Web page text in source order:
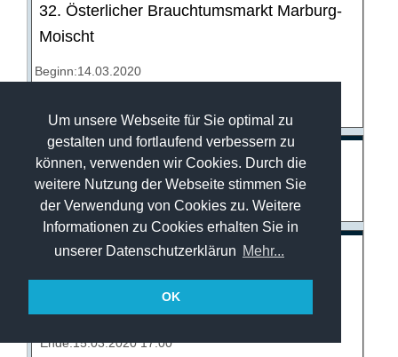
Um unsere Webseite für Sie optimal zu
gestalten und fortlaufend verbessern zu
können, verwenden wir Cookies. Durch die
weitere Nutzung der Webseite stimmen Sie
der Verwendung von Cookies zu. Weitere
Informationen zu Cookies erhalten Sie in
unserer Datenschutzerklärun Mehr...
OK
32. Österlicher Brauchtumsmarkt Marburg-
Moischt
Beginn:14.03.2020
Frühlingsmarkt "Ostern steht vor der Tür"
Burkhardsfelden 2020
Stadtmuseum Obermühle in Braunfels
geöffnet
Beginn:15.03.2020 14:00
Ende:15.03.2020 17:00